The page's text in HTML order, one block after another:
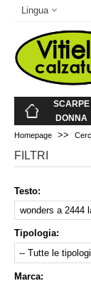
Lingua
SCARPE
DONNA
Homepage >>
FILTRI
Testo:
Tipologia:
Marca: